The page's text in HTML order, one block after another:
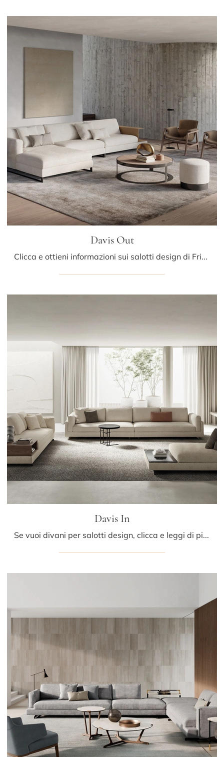
Davis Out
Clicca e ottieni informazioni sui salotti design di Frigerio! Differenti modelli di divani, come Davis Out, ti attendono.
Davis In
Se vuoi divani per salotti design, clicca e leggi di più sul modello Davis In in tessuto del brand Frigerio.